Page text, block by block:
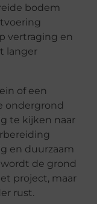
bodem
vertraging en
langer
of een
ondergrond
te kijken naar
en duurzaam
de grond
project, maar
rust.